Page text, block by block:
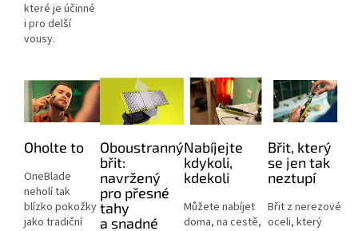
které je účinné
i pro delší
vousy.
Oholte to
OneBlade
neholí tak
blízko pokožky
jako tradiční
Oboustranný
břit:
navržený
pro přesné
tahy
a snadné
Nabíjejte
kdykoli,
kdekoli
Můžete nabíjet
doma, na cestě,
Břit, který
se jen tak
neztupí
Břit z nerezové
oceli, který